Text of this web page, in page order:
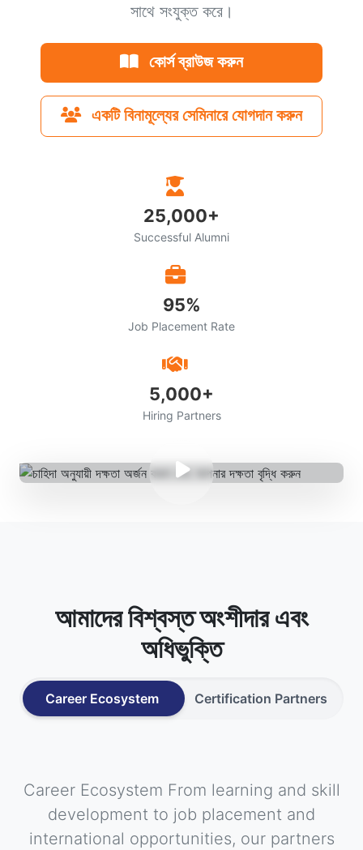
সাথে সংযুক্ত করে।
কোর্স ব্রাউজ করুন
একটি বিনামূল্যের সেমিনারে যোগদান করুন
25,000+
Successful Alumni
95%
Job Placement Rate
5,000+
Hiring Partners
আমাদের বিশ্বস্ত অংশীদার এবং
অধিভুক্তি
Career Ecosystem Certification Partners
Career Ecosystem From learning and skill
development to job placement and
international opportunities, our partners